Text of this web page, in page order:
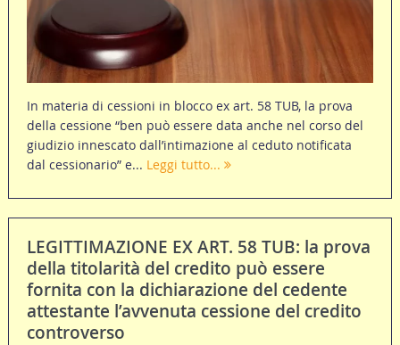
In materia di cessioni in blocco ex art. 58 TUB, la prova
della cessione “ben può essere data anche nel corso del
giudizio innescato dall’intimazione al ceduto notificata
dal cessionario” e... Leggi tutto...
LEGITTIMAZIONE EX ART. 58 TUB: la prova
della titolarità del credito può essere
fornita con la dichiarazione del cedente
attestante l’avvenuta cessione del credito
controverso